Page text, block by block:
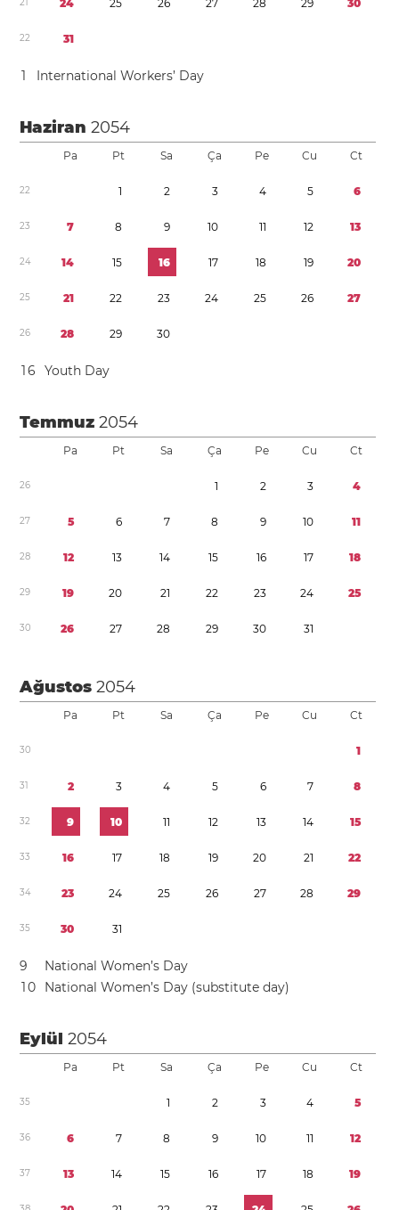
24 25 26 27 28 29 30
22 31
1 International Workers’ Day
Haziran2054
Pa Pt Sa Ça Pe Cu Ct
22 1 2 3 4 5 6
23 7 8 9 10 11 12 13
24 14 15 16 17 18 19 20
25 21 22 23 24 25 26 27
26 28 29 30
16 Youth Day
Temmuz2054
Pa Pt Sa Ça Pe Cu Ct
26 1 2 3 4
27 5 6 7 8 9 10 11
28 12 13 14 15 16 17 18
29 19 20 21 22 23 24 25
30 26 27 28 29 30 31
Ağustos2054
Pa Pt Sa Ça Pe Cu Ct
30 1
31 2 3 4 5 6 7 8
32 9 10 11 12 13 14 15
33 16 17 18 19 20 21 22
34 23 24 25 26 27 28 29
35 30 31
9
National Women’s Day
10 National Women’s Day (substitute day)
Eylül2054
Pa Pt Sa Ça Pe Cu Ct
35 1 2 3 4 5
36 6 7 8 9 10 11 12
37 13 14 15 16 17 18 19